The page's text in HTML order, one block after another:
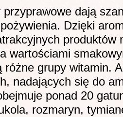
przyprawowe dają
Dzięki
produktów
wartościami
różne grupy witamin.
nadających się do
ponad 20
rozmaryn,